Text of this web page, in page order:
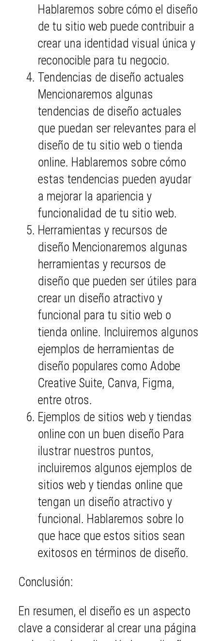
Hablaremos sobre cómo el diseño
de tu sitio web puede contribuir a
crear una identidad visual única y
reconocible para tu negocio.
Tendencias de diseño actuales
Mencionaremos algunas
tendencias de diseño actuales
que puedan ser relevantes para el
diseño de tu sitio web o tienda
online. Hablaremos sobre cómo
estas tendencias pueden ayudar
a mejorar la apariencia y
funcionalidad de tu sitio web.
Herramientas y recursos de
diseño Mencionaremos algunas
herramientas y recursos de
diseño que pueden ser útiles para
crear un diseño atractivo y
funcional para tu sitio web o
tienda online. Incluiremos algunos
ejemplos de herramientas de
diseño populares como Adobe
Creative Suite, Canva, Figma,
entre otros.
Ejemplos de sitios web y tiendas
online con un buen diseño Para
ilustrar nuestros puntos,
incluiremos algunos ejemplos de
sitios web y tiendas online que
tengan un diseño atractivo y
funcional. Hablaremos sobre lo
que hace que estos sitios sean
exitosos en términos de diseño.
Conclusión:
En resumen, el diseño es un aspecto
clave a considerar al crear una página